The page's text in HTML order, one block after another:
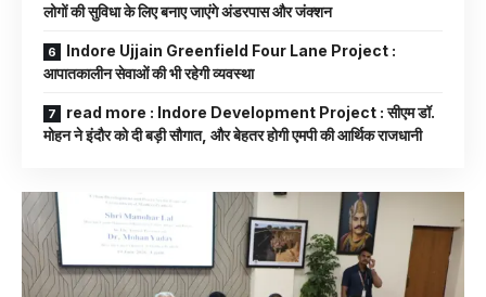
लोगों की सुविधा के लिए बनाए जाएंगे अंडरपास और जंक्शन
Indore Ujjain Greenfield Four Lane Project :
आपातकालीन सेवाओं की भी रहेगी व्यवस्था
read more : Indore Development Project : सीएम डॉ.
मोहन ने इंदौर को दी बड़ी सौगात, और बेहतर होगी एमपी की आर्थिक राजधानी